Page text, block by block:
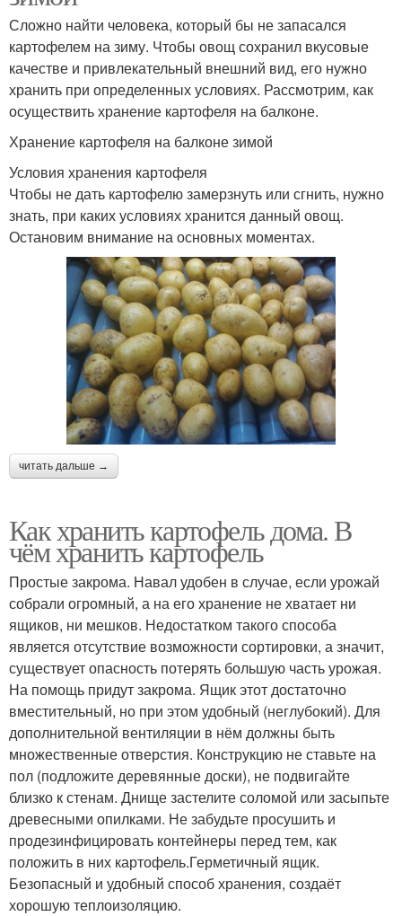
Сложно найти человека, который бы не запасался
картофелем на зиму. Чтобы овощ сохранил вкусовые
качестве и привлекательный внешний вид, его нужно
хранить при определенных условиях. Рассмотрим, как
осуществить хранение картофеля на балконе.
Хранение картофеля на балконе зимой
Условия хранения картофеля
Чтобы не дать картофелю замерзнуть или сгнить, нужно
знать, при каких условиях хранится данный овощ.
Остановим внимание на основных моментах.
читать дальше →
Как хранить картофель дома. В
чём хранить картофель
Простые закрома. Навал удобен в случае, если урожай
собрали огромный, а на его хранение не хватает ни
ящиков, ни мешков. Недостатком такого способа
является отсутствие возможности сортировки, а значит,
существует опасность потерять большую часть урожая.
На помощь придут закрома. Ящик этот достаточно
вместительный, но при этом удобный (неглубокий). Для
дополнительной вентиляции в нём должны быть
множественные отверстия. Конструкцию не ставьте на
пол (подложите деревянные доски), не подвигайте
близко к стенам. Днище застелите соломой или засыпьте
древесными опилками. Не забудьте просушить и
продезинфицировать контейнеры перед тем, как
положить в них картофель.Герметичный ящик.
Безопасный и удобный способ хранения, создаёт
хорошую теплоизоляцию.